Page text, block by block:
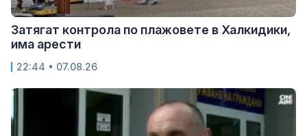
Затягат контрола по плажовете в Халкидики,
има арести
22:44 • 07.08.26